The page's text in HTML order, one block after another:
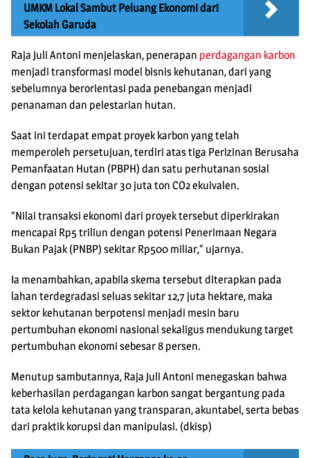
UMKM Lokal Sambut Peluang Ekonomi dari
Sekolah Garuda
Raja Juli Antoni menjelaskan, penerapan perdagangan karbon
menjadi transformasi model bisnis kehutanan, dari yang
sebelumnya berorientasi pada penebangan menjadi
penanaman dan pelestarian hutan.
Saat ini terdapat empat proyek karbon yang telah
memperoleh persetujuan, terdiri atas tiga Perizinan Berusaha
Pemanfaatan Hutan (PBPH) dan satu perhutanan sosial
dengan potensi sekitar 30 juta ton CO2 ekuivalen.
“Nilai transaksi ekonomi dari proyek tersebut diperkirakan
mencapai Rp5 triliun dengan potensi Penerimaan Negara
Bukan Pajak (PNBP) sekitar Rp500 miliar,” ujarnya.
Ia menambahkan, apabila skema tersebut diterapkan pada
lahan terdegradasi seluas sekitar 12,7 juta hektare, maka
sektor kehutanan berpotensi menjadi mesin baru
pertumbuhan ekonomi nasional sekaligus mendukung target
pertumbuhan ekonomi sebesar 8 persen.
Menutup sambutannya, Raja Juli Antoni menegaskan bahwa
keberhasilan perdagangan karbon sangat bergantung pada
tata kelola kehutanan yang transparan, akuntabel, serta bebas
dari praktik korupsi dan manipulasi. (dkisp)